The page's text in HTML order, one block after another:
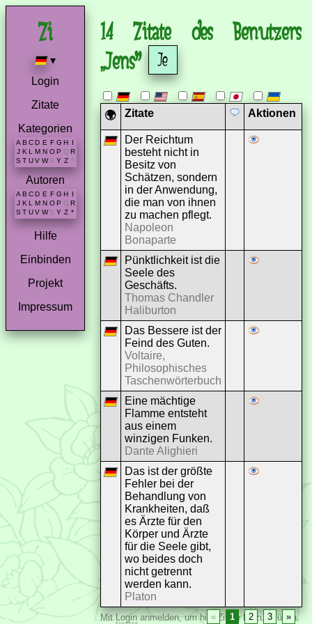
▾
Login
Zitate
Kategorien
A B C D E F G H I
J K L M N O P Q R
S T U V W X Y Z *
Autoren
A B C D E F G H
J K L M N O P Q R
S T U V W X Y Z *
Hilfe
Einbinden
Projekt
Impressum
14 Zitate des Benutzers
„Jens”
🌍 Zitate Aktionen
Der Reichtum
besteht nicht in
Besitz von
Schätzen, sondern
in der Anwendung,
die man von ihnen
zu machen pflegt.
Napoleon
Bonaparte
Pünktlichkeit ist die
Seele des
Geschäfts.
Thomas Chandler
Haliburton
Das Bessere ist der
Feind des Guten.
Voltaire,
Philosophisches
Taschenwörterbuch
Eine mächtige
Flamme entsteht
aus einem
winzigen Funken.
Dante Alighieri
Das ist der größte
Fehler bei der
Behandlung von
Krankheiten, daß
es Ärzte für den
Körper und Ärzte
für die Seele gibt,
wo beides doch
nicht getrennt
werden kann.
Platon
« 1 2 3 »
MitLoginanmelden, um hier Zitate hinzuzufügen.